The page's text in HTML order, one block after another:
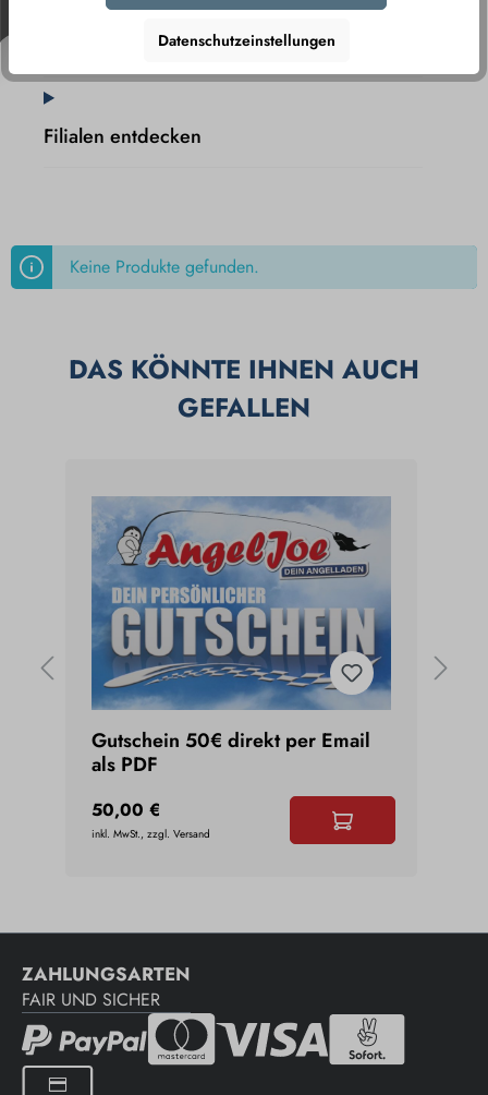
Filialen entdecken
Keine Produkte gefunden.
DAS KÖNNTE IHNEN AUCH
GEFALLEN
Gutschein 50€ direkt per Email
als PDF
50,00 €
inkl. MwSt., zzgl. Versand
ZAHLUNGSARTEN
FAIR UND SICHER
Datenschutzeinstellungen